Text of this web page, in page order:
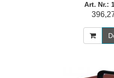
Art. Nr.: